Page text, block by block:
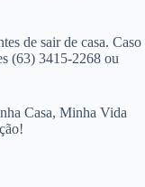
de sair de casa. Caso
(63) 3415-2268 ou
Casa, Minha Vida